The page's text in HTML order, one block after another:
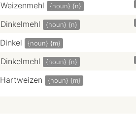
Weizenmehl {noun} {n}
Dinkelmehl {noun} {n}
Dinkel {noun} {m}
Dinkelmehl {noun} {n}
Hartweizen {noun} {m}